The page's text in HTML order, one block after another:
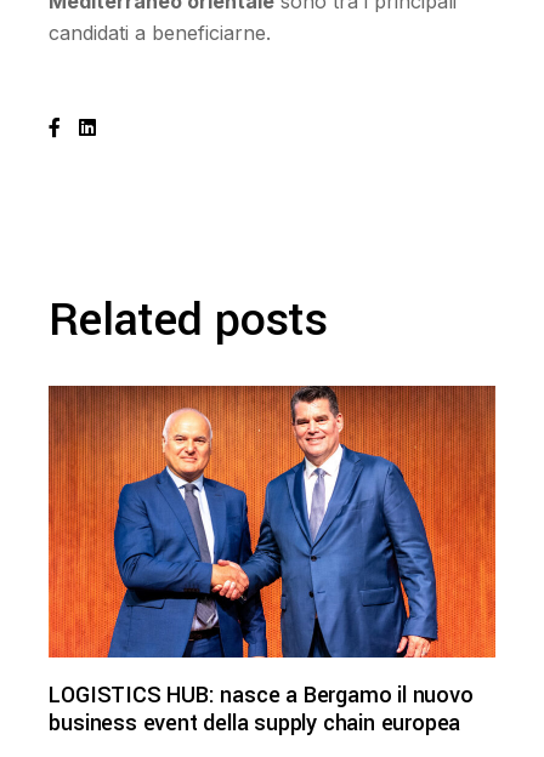
candidati a beneficiarne.
Related posts
LOGISTICS HUB: nasce a Bergamo il nuovo
business event della supply chain europea